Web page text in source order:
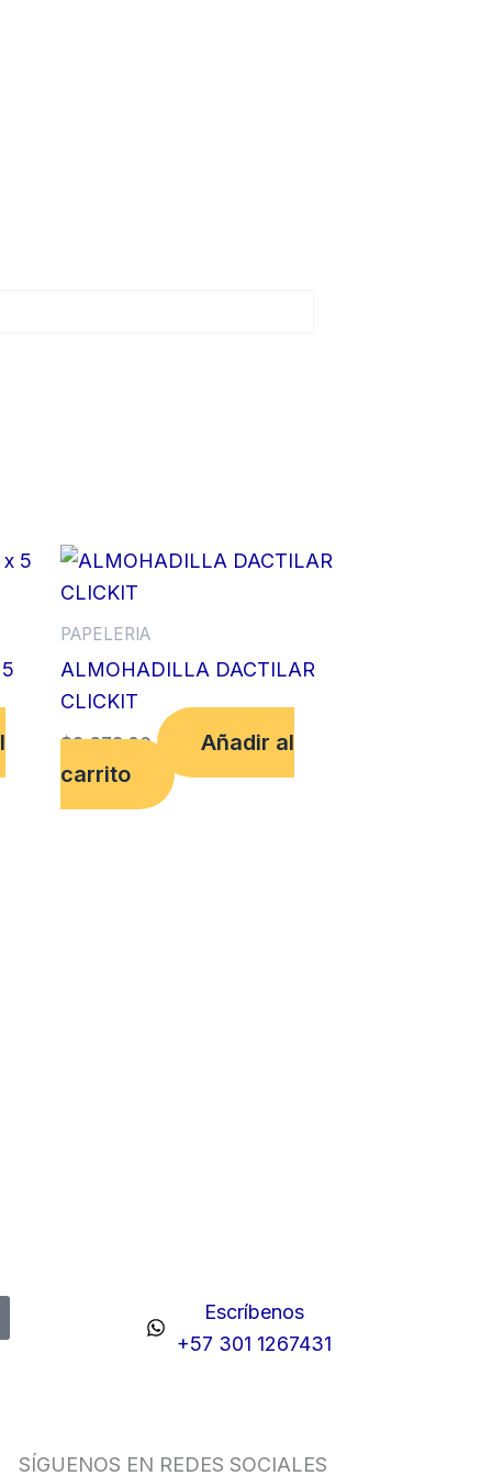
PAPELERIA
ALMOHADILLA DACTILAR
CLICKIT
$2,673.00
Añadir al
carrito
Escríbenos
+57 301 1267431
SÍGUENOS EN REDES SOCIALES